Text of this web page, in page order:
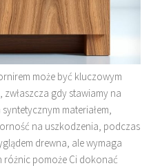
może być kluczowym
gdy stawiamy na
materiałem,
na uszkodzenia, podczas
drewna, ale wymaga
różnic pomoże Ci dokonać